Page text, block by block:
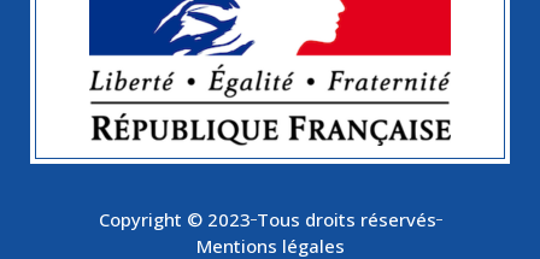
Copyright © 2023 Tous droits réservés
Mentions légales